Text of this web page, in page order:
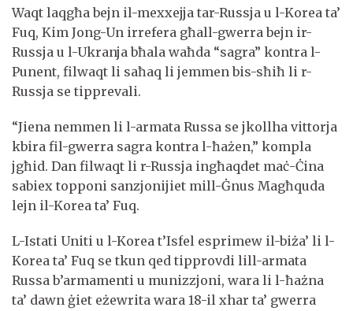
Waqt laqgħa bejn il-mexxejja tar-Russja u l-Korea ta’
Fuq, Kim Jong-Un irrefera għall-gwerra bejn ir-
Russja u l-Ukranja bħala waħda “sagra” kontra l-
Punent, filwaqt li saħaq li jemmen bis-sħiħ li r-
Russja se tipprevali.
“Jiena nemmen li l-armata Russa se jkollha vittorja
kbira fil-gwerra sagra kontra l-ħażen,” kompla
jgħid. Dan filwaqt li r-Russja ingħaqdet maċ-Ċina
sabiex topponi sanzjonijiet mill-Ġnus Magħquda
lejn il-Korea ta’ Fuq.
L-Istati Uniti u l-Korea t’Isfel esprimew il-biża’ li l-
Korea ta’ Fuq se tkun qed tipprovdi lill-armata
Russa b’armamenti u munizzjoni, wara li l-ħażna
ta’ dawn ġiet eżewrita wara 18-il xhar ta’ gwerra